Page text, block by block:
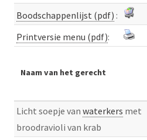
Boodschappenlijst (pdf) :
Printversie menu (pdf):
Naam van het gerecht
Licht soepje van waterkers met
broodravioli van krab